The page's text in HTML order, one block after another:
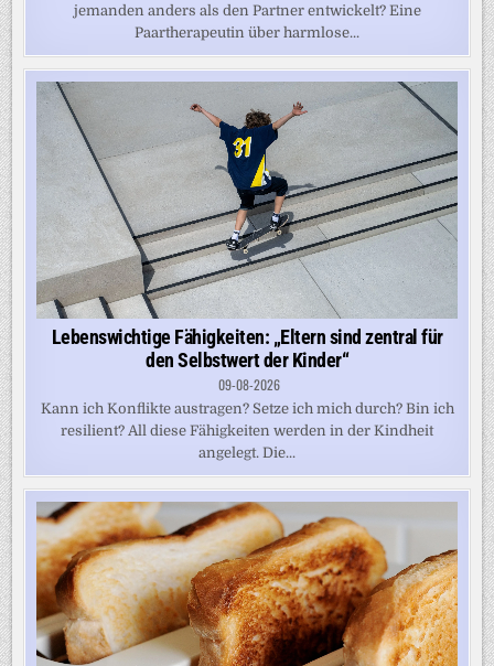
jemanden anders als den Partner entwickelt? Eine
Paartherapeutin über harmlose...
Lebenswichtige Fähigkeiten: „Eltern sind zentral für
den Selbstwert der Kinder“
09-08-2026
Kann ich Konflikte austragen? Setze ich mich durch? Bin ich
resilient? All diese Fähigkeiten werden in der Kindheit
angelegt. Die...